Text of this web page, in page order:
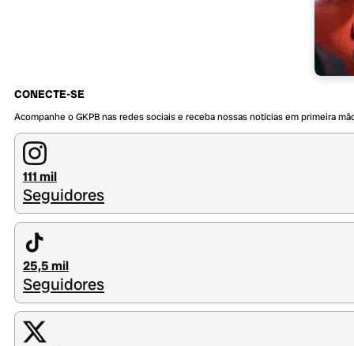
CONECTE-SE
Acompanhe o GKPB nas redes sociais e receba nossas notícias em primeira
111 mil
Seguidores
25,5 mil
Seguidores